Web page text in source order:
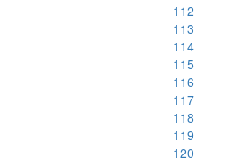
112
113
114
115
116
117
118
119
120